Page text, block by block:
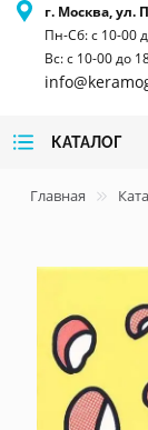
г. Москва, ул.
Пн-Сб: с 10-00
Вс: с 10-00 до
КАТАЛОГ
Главная